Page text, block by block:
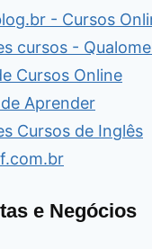
- Cursos
cursos -
Cursos Online
Aprender
Cursos de Inglês
e Negócios